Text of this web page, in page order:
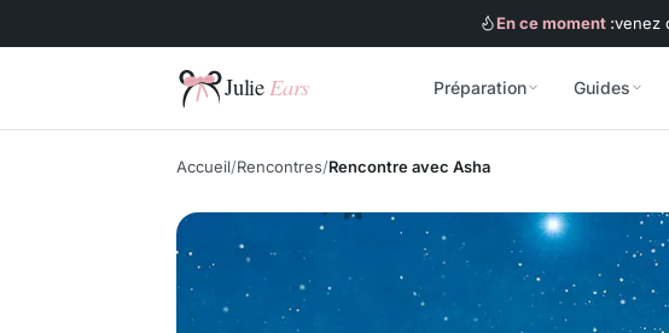
En ce moment :venez
Julie Ears
Préparation Guides
Accueil Rencontres Rencontre avec Asha